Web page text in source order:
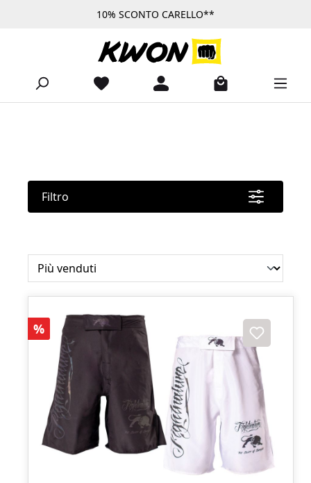
Passa al contenuto principale10% SCONTO CARELLO**
Filtro
Sconto
%